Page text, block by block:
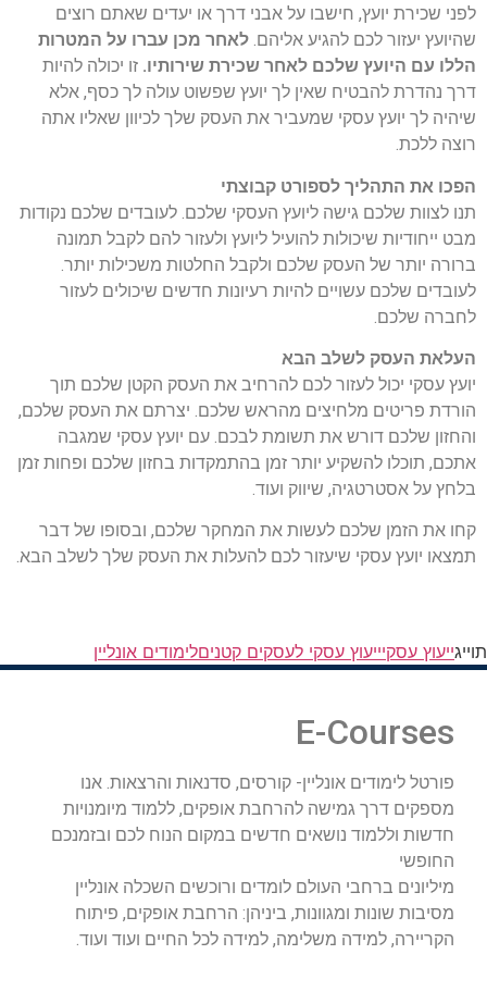
לפני שכירת יועץ, חישבו על אבני דרך או יעדים שאתם רוצים
שהיועץ יעזור לכם להגיע אליהם. לאחר מכן עברו על המטרות
הללו עם היועץ שלכם לאחר שכירת שירותיו. זו יכולה להיות
דרך נהדרת להבטיח שאין לך יועץ שפשוט עולה לך כסף, אלא
שיהיה לך יועץ עסקי שמעביר את העסק שלך לכיוון שאליו אתה
רוצה ללכת.
הפכו את התהליך לספורט קבוצתי
תנו לצוות שלכם גישה ליועץ העסקי שלכם. לעובדים שלכם נקודות
מבט ייחודיות שיכולות להועיל ליועץ ולעזור להם לקבל תמונה
ברורה יותר של העסק שלכם ולקבל החלטות משכילות יותר.
לעובדים שלכם עשויים להיות רעיונות חדשים שיכולים לעזור
לחברה שלכם.
העלאת העסק לשלב הבא
יועץ עסקי יכול לעזור לכם להרחיב את העסק הקטן שלכם תוך
הורדת פריטים מלחיצים מהראש שלכם. יצרתם את העסק שלכם,
והחזון שלכם דורש את תשומת לבכם. עם יועץ עסקי שמגבה
אתכם, תוכלו להשקיע יותר זמן בהתמקדות בחזון שלכם ופחות זמן
בלחץ על אסטרטגיה, שיווק ועוד.
קחו את הזמן שלכם לעשות את המחקר שלכם, ובסופו של דבר
תמצאו יועץ עסקי שיעזור לכם להעלות את העסק שלך לשלב הבא.
תוייגייעוץ עסקיייעוץ עסקי לעסקים קטניםלימודים אונליין
E-Courses
פורטל לימודים אונליין- קורסים, סדנאות והרצאות. אנו
מספקים דרך גמישה להרחבת אופקים, ללמוד מיומנויות
חדשות וללמוד נושאים חדשים במקום הנוח לכם ובזמנכם
החופשי
מיליונים ברחבי העולם לומדים ורוכשים השכלה אונליין
מסיבות שונות ומגוונות, ביניהן: הרחבת אופקים, פיתוח
הקריירה, למידה משלימה, למידה לכל החיים ועוד ועוד.